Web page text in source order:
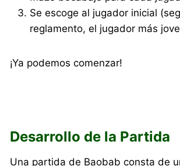
Se escoge al jugador inicial
reglamento, el jugador más
¡Ya podemos comenzar!
Desarrollo de la Partida
Una partida de Baobab consta de